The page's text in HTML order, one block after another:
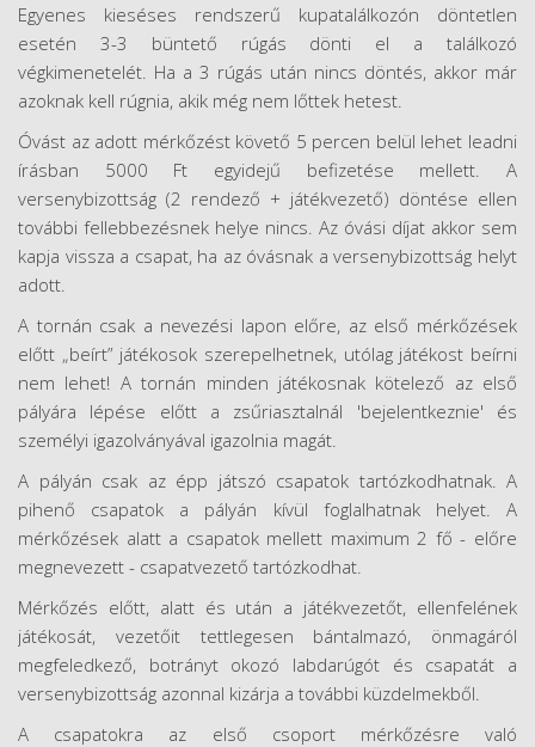
Egyenes kieséses rendszerű kupatalálkozón döntetlen
esetén 3-3 büntető rúgás dönti el a találkozó
végkimenetelét. Ha a 3 rúgás után nincs döntés, akkor már
azoknak kell rúgnia, akik még nem lőttek hetest.
Óvást az adott mérkőzést követő 5 percen belül lehet leadni
írásban 5000 Ft egyidejű befizetése mellett. A
versenybizottság (2 rendező + játékvezető) döntése ellen
további fellebbezésnek helye nincs. Az óvási díjat akkor sem
kapja vissza a csapat, ha az óvásnak a versenybizottság helyt
adott.
A tornán csak a nevezési lapon előre, az első mérkőzések
előtt „beírt” játékosok szerepelhetnek, utólag játékost beírni
nem lehet! A tornán minden játékosnak kötelező az első
pályára lépése előtt a zsűriasztalnál 'bejelentkeznie' és
személyi igazolványával igazolnia magát.
A pályán csak az épp játszó csapatok tartózkodhatnak. A
pihenő csapatok a pályán kívül foglalhatnak helyet. A
mérkőzések alatt a csapatok mellett maximum 2 fő - előre
megnevezett - csapatvezető tartózkodhat.
Mérkőzés előtt, alatt és után a játékvezetőt, ellenfelének
játékosát, vezetőit tettlegesen bántalmazó, önmagáról
megfeledkező, botrányt okozó labdarúgót és csapatát a
versenybizottság azonnal kizárja a további küzdelmekből.
A csapatokra az első csoport mérkőzésre való